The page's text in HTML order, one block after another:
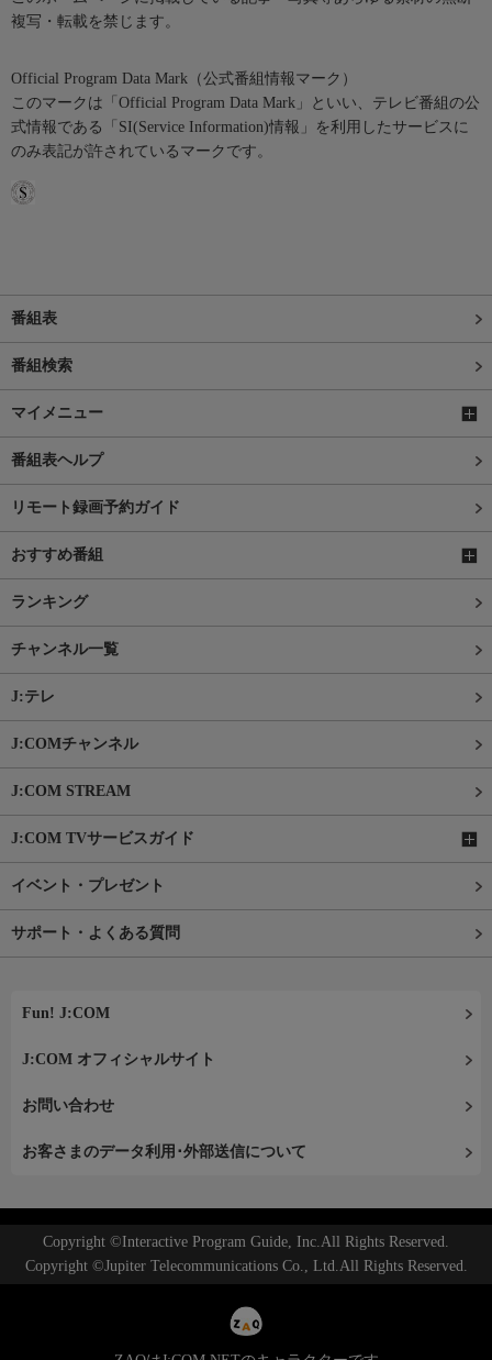
複写・転載を禁じます。
Official Program Data Mark（公式番組情報マーク）
このマークは「Official Program Data Mark」といい、テレビ番組の公
式情報である「SI(Service Information)情報」を利用したサービスに
のみ表記が許されているマークです。
番組表
番組検索
マイメニュー
番組表ヘルプ
リモート録画予約ガイド
おすすめ番組
ランキング
チャンネル一覧
J:テレ
J:COMチャンネル
J:COM STREAM
J:COM TVサービスガイド
イベント・プレゼント
サポート・よくある質問
Fun! J:COM
J:COM オフィシャルサイト
お問い合わせ
お客さまのデータ利用･外部送信について
Copyright ©Interactive Program Guide, Inc.All Rights Reserved.
Copyright ©Jupiter Telecommunications Co., Ltd.All Rights Reserved.